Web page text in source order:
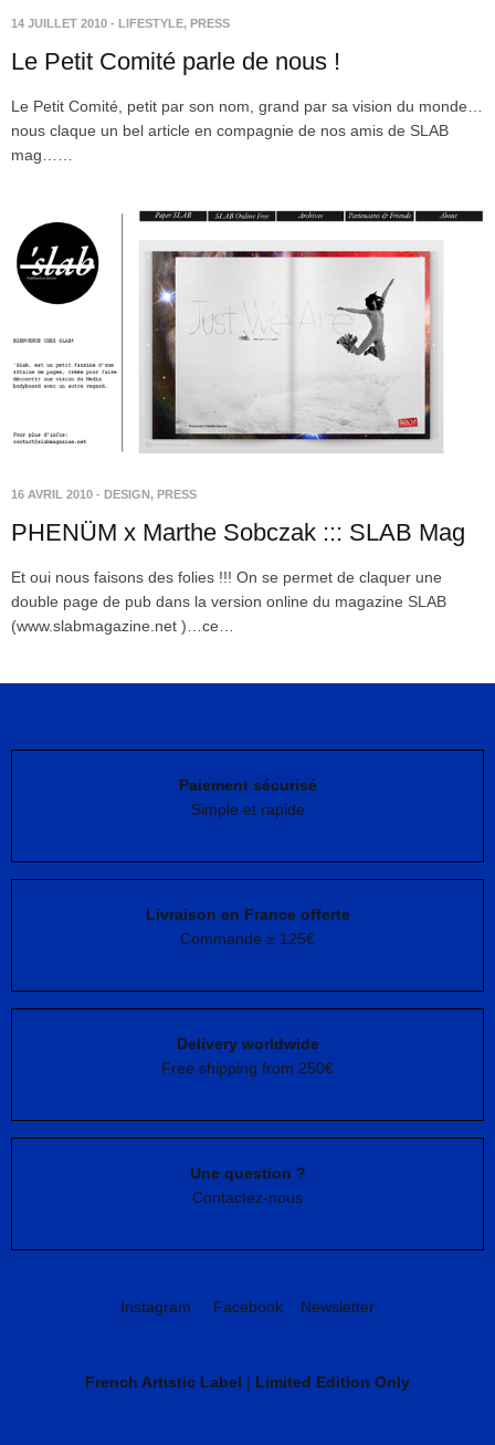
14 JUILLET 2010 - LIFESTYLE, PRESS
Le Petit Comité parle de nous !
Le Petit Comité, petit par son nom, grand par sa vision du monde…
nous claque un bel article en compagnie de nos amis de SLAB
mag……
16 AVRIL 2010 - DESIGN , PRESS
PHENÜM x Marthe Sobczak ::: SLAB Mag
Et oui nous faisons des folies !!! On se permet de claquer une
double page de pub dans la version online du magazine SLAB
(www.slabmagazine.net )…ce…
Paiement sécurisé
Simple et rapide
Livraison en France offerte
Commande ≥ 125€
Delivery worldwide
Free shipping from 250€
Une question ?
Contactez-nous
Instagram Facebook Newsletter
French Artistic Label | Limited Edition Only